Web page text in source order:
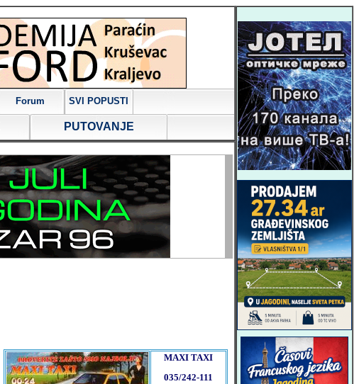
Forum SVI POPUSTI
PUTOVANJE
MAXI TAXI
035/242-111